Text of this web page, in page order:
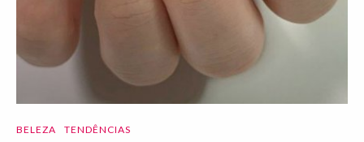
BELEZA TENDÊNCIAS